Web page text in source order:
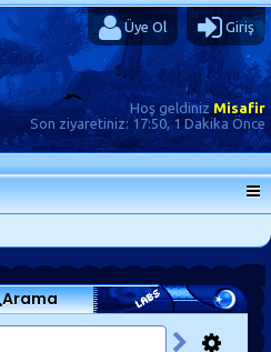
Üye Ol Giriş
Hoş geldinizMisafir
Son ziyaretiniz: 17:50, 1 Dakika Önce
Arama